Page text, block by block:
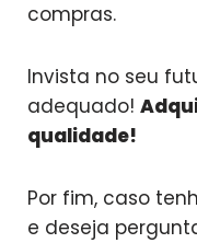
compras.
Invista no seu
adequado!
qualidade!
Por fim, caso
e deseja